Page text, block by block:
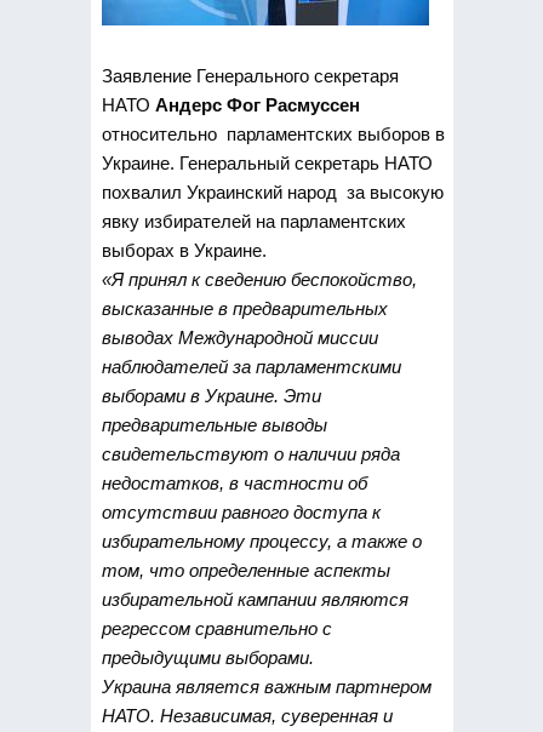
Заявление Генерального секретаря
НАТО Андерс Фог Расмуссен
относительно парламентских выборов в
Украине. Генеральный секретарь НАТО
похвалил Украинский народ за высокую
явку избирателей на парламентских
выборах в Украине.
«Я принял к сведению беспокойство,
высказанные в предварительных
выводах Международной миссии
наблюдателей за парламентскими
выборами в Украине. Эти
предварительные выводы
свидетельствуют о наличии ряда
недостатков, в частности об
отсутствии равного доступа к
избирательному процессу, а также о
том, что определенные аспекты
избирательной кампании являются
регрессом сравнительно с
предыдущими выборами.
Украина является важным партнером
НАТО. Независимая, суверенная и